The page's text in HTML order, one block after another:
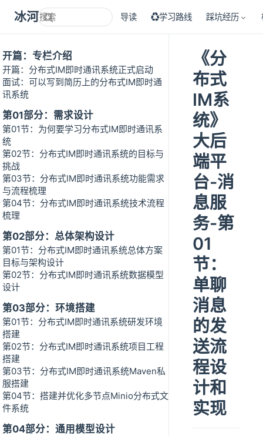
冰河技术 导读 ♻学习路线 踩坑经历
开篇：专栏介绍
开篇：分布式IM即时通讯系统正式启动
面试：可以写到简历上的分布式IM即时通
讯系统
第01部分：需求设计
第01节：为何要学习分布式IM即时通讯系
统
第02节：分布式IM即时通讯系统的目标与
挑战
第03节：分布式IM即时通讯系统功能需求
与流程梳理
第04节：分布式IM即时通讯系统技术流程
梳理
第02部分：总体架构设计
第01节：分布式IM即时通讯系统总体方案
目标与架构设计
第02节：分布式IM即时通讯系统数据模型
设计
第03部分：环境搭建
第01节：分布式IM即时通讯系统研发环境
搭建
第02节：分布式IM即时通讯系统项目工程
搭建
第03节：分布式IM即时通讯系统Maven私
服搭建
第04节：搭建并优化多节点Minio分布式文
件系统
第04部分：通用模型设计
《分
布式
IM系
统》
大后
端平
台-消
息服
务-第
01
节：
单聊
消息
的发
送流
程设
计和
实现